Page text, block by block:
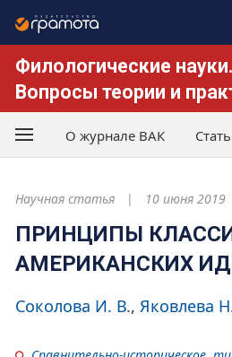
Филологические науки.
Вопросы теории и
О журнале ВАК
Научная статья 10 июня 2019
ПРИНЦИПЫ
АМЕРИКАНСКИХ
Соколова И. В. Яковлева